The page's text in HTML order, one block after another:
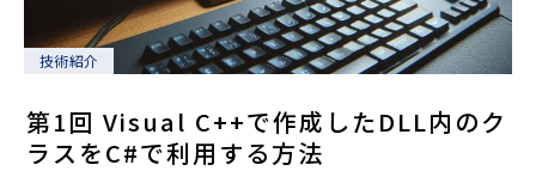
技術紹介
第1回 Visual C++で作成したDLL内のク
ラスをC#で利用する方法